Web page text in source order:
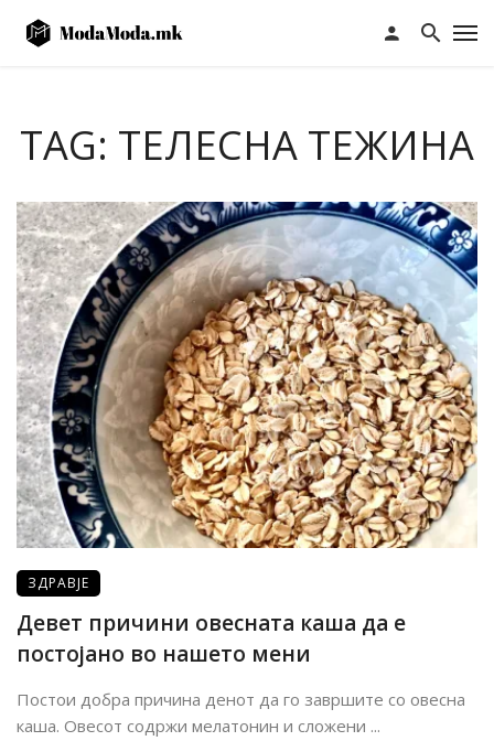
TAG: ТЕЛЕСНА ТЕЖИНА
ЗДРАВЈЕ
Девет причини овесната каша да е
постојано во нашето мени
Постои добра причина денот да го завршите со овесна
каша. Овесот содржи мелатонин и сложени ...